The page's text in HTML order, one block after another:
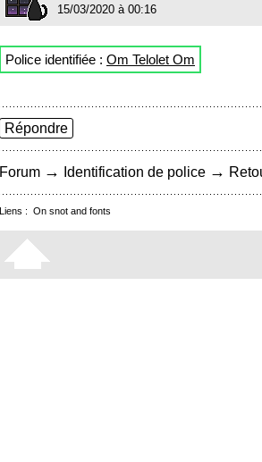
15/03/2020 à 00:16
Police identifiée : Om Telolet Om
Répondre
Forum → Identification de police →
Liens : On snot and fonts